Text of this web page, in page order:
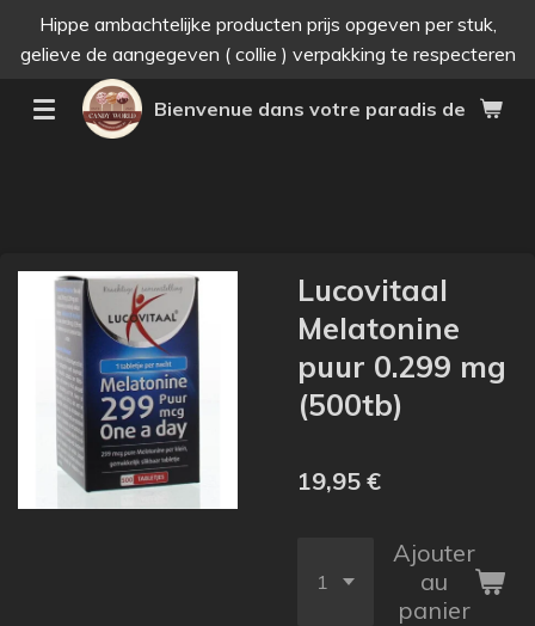
Passer
au
principal
Bienvenue dans votre paradis des
Hippe ambachtelijke producten prijs opgeven per stuk,
gelieve de aangegeven ( collie ) verpakking te respecteren
Lucovitaal
Melatonine
puur 0.299 mg
(500tb)
19,95 €
Ajouter
au
panier